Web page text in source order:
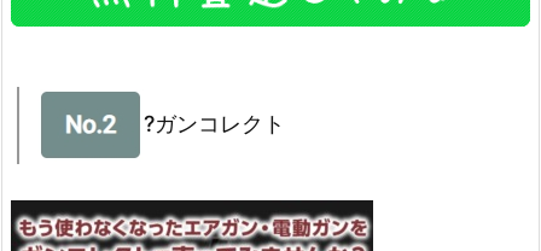
?ガンコレクト